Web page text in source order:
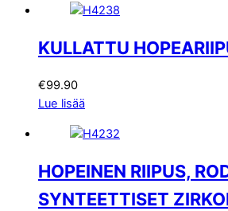
KULLATTU
€99.90
Lue lisää
HOPEINEN RIIPUS,
SYNTEETTISET